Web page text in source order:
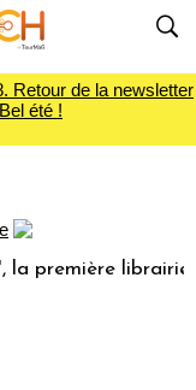
Retour de la newsletter
été !
librairie du